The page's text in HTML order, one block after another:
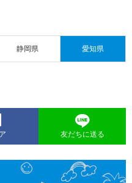
静岡県 愛知県
友だちに送る